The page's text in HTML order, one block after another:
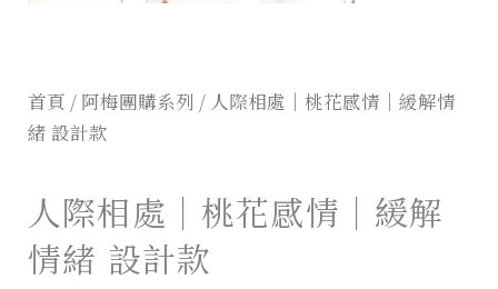
首頁 / 阿梅團購系列 / 人際相處｜桃花感情｜緩解情
緒 設計款
人際相處｜桃花感情｜緩解
情緒 設計款